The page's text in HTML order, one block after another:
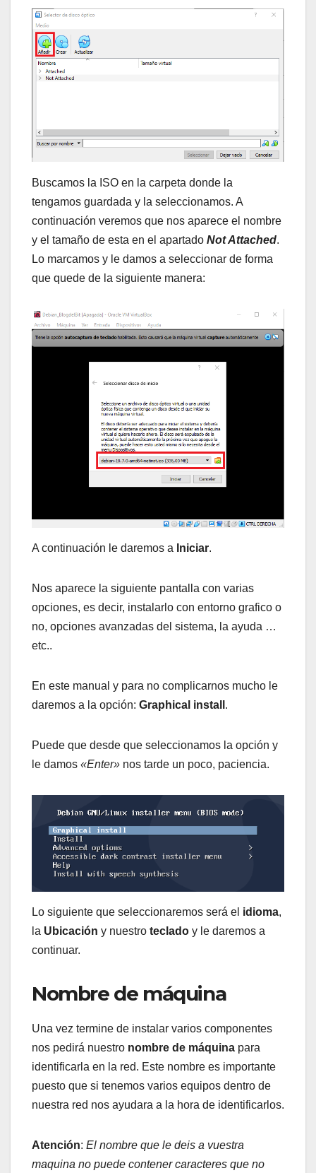
Buscamos la ISO en la carpeta donde la
tengamos guardada y la seleccionamos. A
continuación veremos que nos aparece el nombre
y el tamaño de esta en el apartado Not Attached.
Lo marcamos y le damos a seleccionar de forma
que quede de la siguiente manera:
A continuación le daremos a Iniciar.
Nos aparece la siguiente pantalla con varias
opciones, es decir, instalarlo con entorno grafico o
no, opciones avanzadas del sistema, la ayuda …
etc..
En este manual y para no complicarnos mucho le
daremos a la opción: Graphical install .
Puede que desde que seleccionamos la opción y
le damos «Enter» nos tarde un poco, paciencia.
Lo siguiente que seleccionaremos será el idioma,
la Ubicación y nuestro teclado y le daremos a
continuar.
Nombre de máquina
Una vez termine de instalar varios componentes
nos pedirá nuestro nombre de máquina para
identificarla en la red. Este nombre es importante
puesto que si tenemos varios equipos dentro de
nuestra red nos ayudara a la hora de identificarlos.
Atención: El nombre que le deis a vuestra
maquina no puede contener caracteres que no